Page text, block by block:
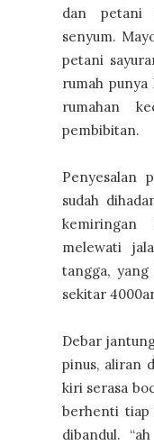
dan petani
senyum.
petani
rumah
rumahan
pembibitan.
Penyesalan
sudah
melewati
tangga,
sekitar
Debar
pinus, aliran
kiri serasa
berhenti tiap
dibandul.